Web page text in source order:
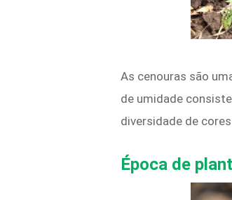
As cenouras são
de umidade
diversidade de
Época de